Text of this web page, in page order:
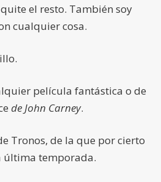
el resto. También soy
cualquier cosa.
película fantástica o de
de John Carney.
Tronos, de la que por cierto
última temporada.